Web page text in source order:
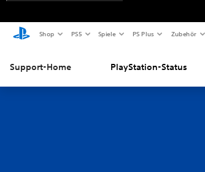
Shop PS5 Spiele PS Plus Zubehör
Support-Home PlayStation-Status